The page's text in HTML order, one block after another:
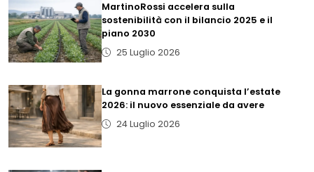
MartinoRossi accelera sulla
sostenibilità con il bilancio 2025 e il
piano 2030
25 Luglio 2026
La gonna marrone conquista l’estate
2026: il nuovo essenziale da avere
24 Luglio 2026